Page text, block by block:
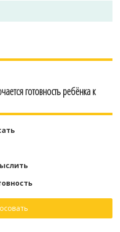
готовность ребёнка к